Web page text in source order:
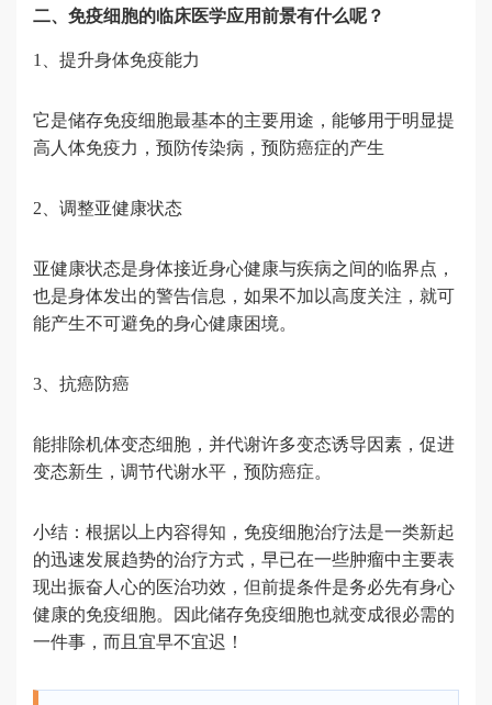
二、免疫细胞的临床医学应用前景有什么呢？
1、提升身体免疫能力
它是储存免疫细胞最基本的主要用途，能够用于明显提
高人体免疫力，预防传染病，预防癌症的产生
2、调整亚健康状态
亚健康状态是身体接近身心健康与疾病之间的临界点，
也是身体发出的警告信息，如果不加以高度关注，就可
能产生不可避免的身心健康困境。
3、抗癌防癌
能排除机体变态细胞，并代谢许多变态诱导因素，促进
变态新生，调节代谢水平，预防癌症。
小结：根据以上内容得知，免疫细胞治疗法是一类新起
的迅速发展趋势的治疗方式，早已在一些肿瘤中主要表
现出振奋人心的医治功效，但前提条件是务必先有身心
健康的免疫细胞。因此储存免疫细胞也就变成很必需的
一件事，而且宜早不宜迟！